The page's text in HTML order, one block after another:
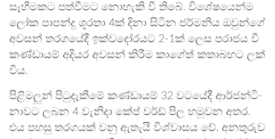
සෑහී­ම­කට පත්වී­මට නොහැකි වී තිබේ. විශේ­ෂ­යෙන්ම
ලෝක පාපන්දු ශූරතා 4ක් දිනා සිටින ජර්ම­නිය ඔවුන්ගේ
අව­සන් තර­ග­යේදී ඉක්ව­දෝ­ර­යට 2-1ක් ලෙස පරා­ජය වී
කණ්ඩා­යම් අදි­යර අව­සන් කිරීම කාගේත් කතා­බ­හට ලක්
විය.
පිළි­ම­ලුන් පිටු­දැ­කීමේ කණ්ඩා­යම් 32 වට­යේදී ආර්ජ­න්ටි­
නා­වට ලබන 4 වැනිදා කේප් වර්ඩ් පිල හමු­වන අතර.
එය පහසු තර­ග­යක් වනු ඇතැයි විශ්වා­සය වේ. අන­තු­රුව